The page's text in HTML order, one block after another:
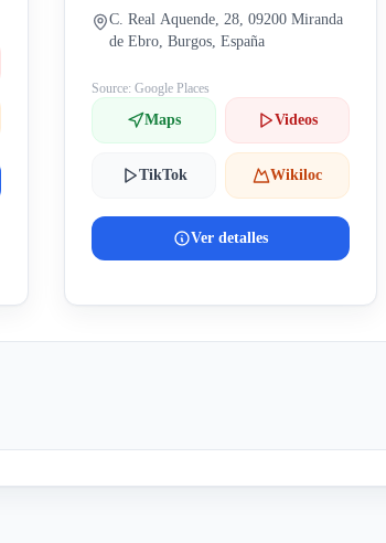
C. Real Aquende, 28, 09200 Miranda
de Ebro, Burgos, España
Source: Google Places
Maps Videos
TikTok Wikiloc
Ver detalles